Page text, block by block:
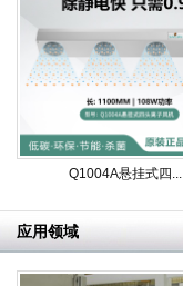
Q1004A悬挂式四...
应用领域